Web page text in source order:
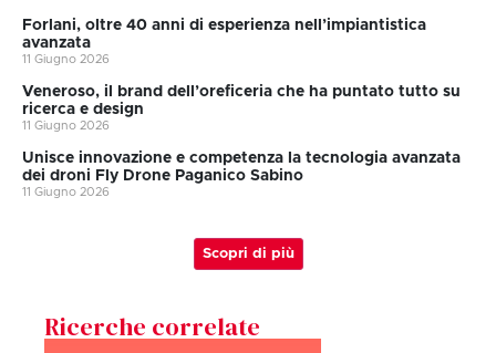
Forlani, oltre 40 anni di esperienza nell’impiantistica
avanzata
11 Giugno 2026
Veneroso, il brand dell’oreficeria che ha puntato tutto su
ricerca e design
11 Giugno 2026
Unisce innovazione e competenza la tecnologia avanzata
dei droni Fly Drone Paganico Sabino
11 Giugno 2026
Scopri di più
Ricerche correlate